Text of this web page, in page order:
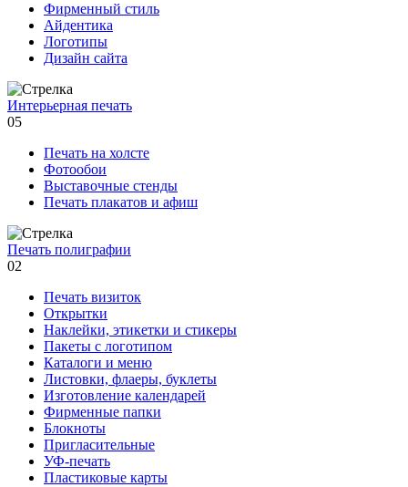
Фирменный стиль
Айдентика
Логотипы
Дизайн сайта
Интерьерная печать
05
Печать на холсте
Фотообои
Выставочные стенды
Печать плакатов и афиш
Печать полиграфии
02
Печать визиток
Открытки
Наклейки, этикетки и стикеры
Пакеты с логотипом
Каталоги и меню
Листовки, флаеры, буклеты
Изготовление календарей
Фирменные папки
Блокноты
Пригласительные
УФ-печать
Пластиковые карты